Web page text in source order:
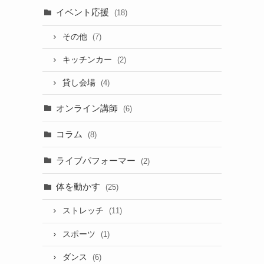
イベント応援 (18)
その他 (7)
キッチンカー (2)
貸し会場 (4)
オンライン講師 (6)
コラム (8)
ライブパフォーマー (2)
体を動かす (25)
ストレッチ (11)
スポーツ (1)
ダンス (6)